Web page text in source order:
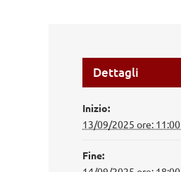
Dettagli
Inizio:
13/09/2025 ore: 11:00
Fine: